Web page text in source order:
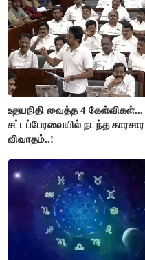
உதயநிதி வைத்த 4 கேள்விகள்...
சட்டப்பேரவையில் நடந்த காரசார
விவாதம்..!